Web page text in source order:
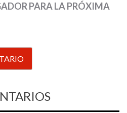
PARA LA PRÓXIMA